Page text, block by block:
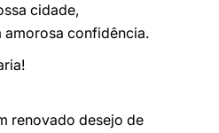
cidade,
amorosa confidência.
renovado desejo de